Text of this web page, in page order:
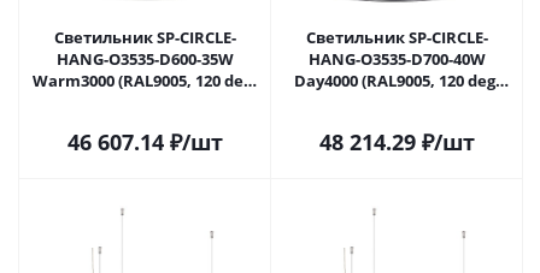
Светильник SP-CIRCLE-
HANG-O3535-D600-35W
Warm3000 (RAL9005, 120 deg,
46 607.14₽/шт
Светильник SP-CIRCLE-
HANG-O3535-D700-40W
Day4000 (RAL9005, 120 deg,
48 214.29₽/шт